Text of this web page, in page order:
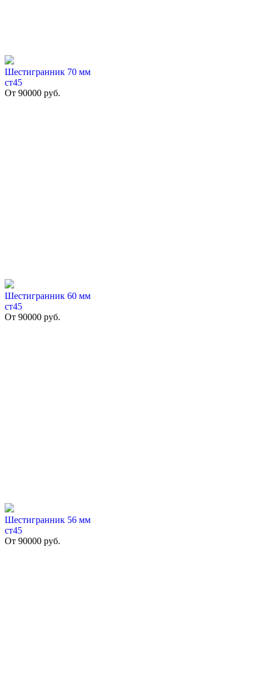
Шестигранник 70 мм
ст45
От 90000 руб.
Шестигранник 60 мм
ст45
От 90000 руб.
Шестигранник 56 мм
ст45
От 90000 руб.